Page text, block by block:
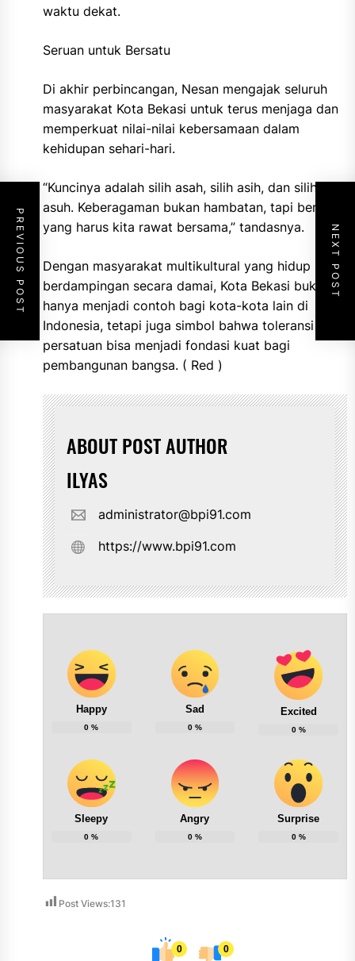
waktu dekat.
Seruan untuk Bersatu
Di akhir perbincangan, Nesan mengajak seluruh
masyarakat Kota Bekasi untuk terus menjaga dan
memperkuat nilai-nilai kebersamaan dalam
kehidupan sehari-hari.
“Kuncinya adalah silih asah, silih asih, dan silih
asuh. Keberagaman bukan hambatan, tapi berkah
yang harus kita rawat bersama,” tandasnya.
Dengan masyarakat multikultural yang hidup
berdampingan secara damai, Kota Bekasi bukan
hanya menjadi contoh bagi kota-kota lain di
Indonesia, tetapi juga simbol bahwa toleransi dan
persatuan bisa menjadi fondasi kuat bagi
pembangunan bangsa. ( Red )
ABOUT POST AUTHOR
ILYAS
administrator@bpi91.com
https://www.bpi91.com
Happy
0 %
Sad
0%
Excited
0%
Sleepy
0 %
Angry
0%
Surprise
0%
Post Views:131
0 0
PREVIOUS POST NEXT POST